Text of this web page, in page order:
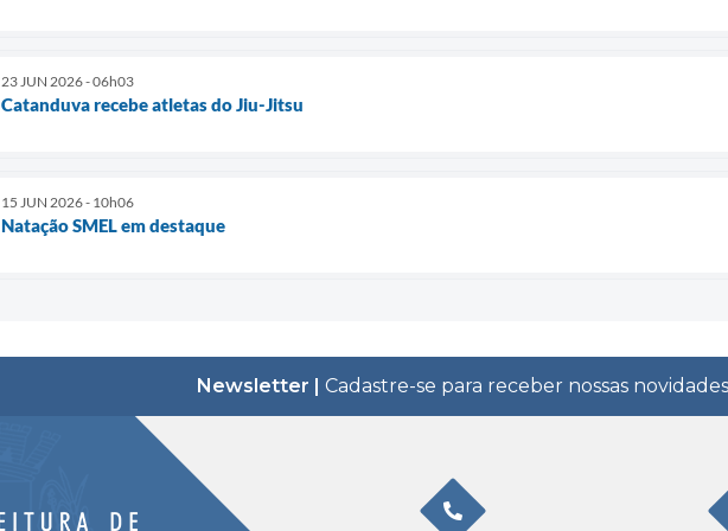
23 JUN 2026 - 06h03
Catanduva recebe atletas do Jiu-Jitsu
15 JUN 2026 - 10h06
Natação SMEL em destaque
Newsletter | Cadastre-se para receber nossas novidades